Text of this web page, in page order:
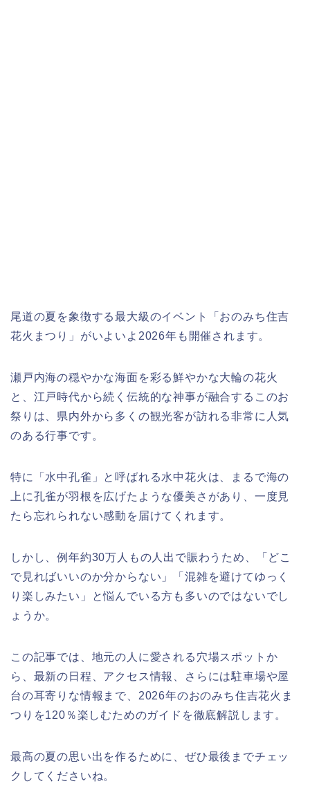
尾道の夏を象徴する最大級のイベント「おのみち住吉
花火まつり」がいよいよ2026年も開催されます。
瀬戸内海の穏やかな海面を彩る鮮やかな大輪の花火
と、江戸時代から続く伝統的な神事が融合するこのお
祭りは、県内外から多くの観光客が訪れる非常に人気
のある行事です。
特に「水中孔雀」と呼ばれる水中花火は、まるで海の
上に孔雀が羽根を広げたような優美さがあり、一度見
たら忘れられない感動を届けてくれます。
しかし、例年約30万人もの人出で賑わうため、「どこ
で見ればいいのか分からない」「混雑を避けてゆっく
り楽しみたい」と悩んでいる方も多いのではないでし
ょうか。
この記事では、地元の人に愛される穴場スポットか
ら、最新の日程、アクセス情報、さらには駐車場や屋
台の耳寄りな情報まで、2026年のおのみち住吉花火ま
つりを120％楽しむためのガイドを徹底解説します。
最高の夏の思い出を作るために、ぜひ最後までチェッ
クしてくださいね。